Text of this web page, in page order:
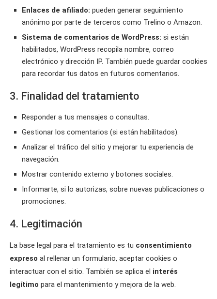
Enlaces de afiliado: pueden generar seguimiento
anónimo por parte de terceros como Trelino o Amazon.
Sistema de comentarios de WordPress: si están
habilitados, WordPress recopila nombre, correo
electrónico y dirección IP. También puede guardar cookies
para recordar tus datos en futuros comentarios.
3. Finalidad del tratamiento
Responder a tus mensajes o consultas.
Gestionar los comentarios (si están habilitados).
Analizar el tráfico del sitio y mejorar tu experiencia de
navegación.
Mostrar contenido externo y botones sociales.
Informarte, si lo autorizas, sobre nuevas publicaciones o
promociones.
4. Legitimación
La base legal para el tratamiento es tu consentimiento
expreso al rellenar un formulario, aceptar cookies o
interactuar con el sitio. También se aplica el interés
legítimo para el mantenimiento y mejora de la web.